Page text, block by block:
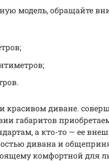
модель, обращайте
диване.
габаритов
а кто-то — ее
дивана и
комфортной для